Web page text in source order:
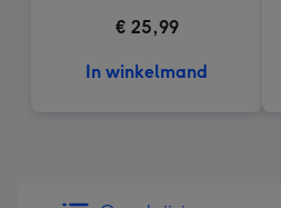
€ 25,99
In winkelmand